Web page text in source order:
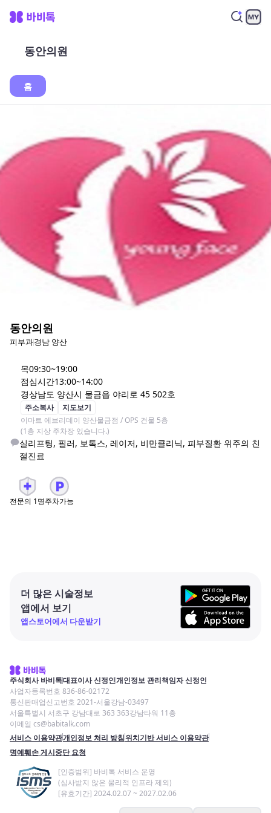
동안의원
홈
동안의원
피부과경남 양산
목09:30~19:00
점심시간13:00~14:00
경상남도 양산시 물금읍 야리로 45 502호
주소복사
지도보기
이마트 에브리데이 양산물금점 / OPS 건물 5층
(1층 지상 주차장 있습니다.)
실리프팅, 필러, 보톡스, 레이저, 비만클리닉, 피부질환 위주의 친
절진료
전문의 1명주차가능
더 많은 시술정보
앱에서 보기
앱스토어에서 다운받기
주식회사 바비톡대표이사 신정인개인정보 관리책임자 신정인
사업자등록번호 836-86-02172
통신판매업신고번호 2021-서울강남-03497
서울특별시 서초구 강남대로 363 363강남타워 11층
이메일 cs@babitalk.com
서비스 이용약관개인정보 처리 방침위치기반 서비스 이용약관
명예훼손 게시중단 요청
[인증범위] 바비톡 서비스 운영
(심사받지 않은 물리적 인프라 제외)
[유효기간] 2024.02.07 ~ 2027.02.06